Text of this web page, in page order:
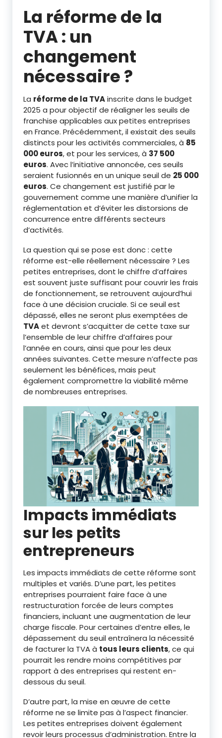
La réforme de la
TVA : un
changement
nécessaire ?
La réforme de la TVAinscrite dans le budget
2025 a pour objectif de réaligner les seuils de
franchise applicables aux petites entreprises
en France. Précédemment, il existait des seuils
distincts pour les activités commerciales, à 85
000 euros, et pour les services, à 37 500
euros. Avec l’initiative annoncée, ces seuils
seraient fusionnés en un unique seuil de 25 000
euros. Ce changement est justifié par le
gouvernement comme une manière d’unifier la
réglementation et d’éviter les distorsions de
concurrence entre différents secteurs
d’activités.
La question qui se pose est donc : cette
réforme est-elle réellement nécessaire ? Les
petites entreprises, dont le chiffre d’affaires
est souvent juste suffisant pour couvrir les frais
de fonctionnement, se retrouvent aujourd’hui
face à une décision cruciale. Si ce seuil est
dépassé, elles ne seront plus exemptées de
TVAet devront s’acquitter de cette taxe sur
l’ensemble de leur chiffre d’affaires pour
l’année en cours, ainsi que pour les deux
années suivantes. Cette mesure n’affecte pas
seulement les bénéfices, mais peut
également compromettre la viabilité même
de nombreuses entreprises.
Impacts immédiats
sur les petits
entrepreneurs
Les impacts immédiats de cette réforme sont
multiples et variés. D’une part, les petites
entreprises pourraient faire face à une
restructuration forcée de leurs comptes
financiers, incluant une augmentation de leur
charge fiscale. Pour certaines d’entre elles, le
dépassement du seuil entraînera la nécessité
de facturer la TVA à tous leurs clients, ce qui
pourrait les rendre moins compétitives par
rapport à des entreprises qui restent en-
dessous du seuil.
D’autre part, la mise en œuvre de cette
réforme ne se limite pas à l’aspect financier.
Les petites entreprises doivent également
revoir leurs processus d’administration. Entre la